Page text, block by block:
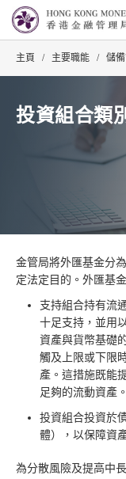
主頁 / 主要職能 / 儲
投資組合類別
金管局將外匯基金分
定法定目的。外匯基
支持組合持有流
十足支持，並用
資產與貨幣基礎
觸及上限或下限
產。這措施既能
足夠的流動資產。
投資組合投資於
體），以保障資
為分散風險及提高中